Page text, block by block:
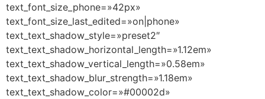
text_font_size_phone=»42px»
text_font_size_last_edited=»on|phone»
text_text_shadow_style=»preset2″
text_text_shadow_horizontal_length=»1.12em»
text_text_shadow_vertical_length=»0.58em»
text_text_shadow_blur_strength=»1.18em»
text_text_shadow_color=»#00002d»